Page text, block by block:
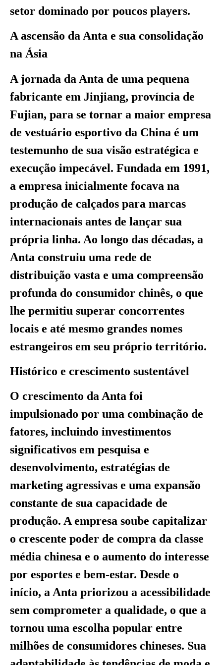
setor dominado por poucos players.
A ascensão da Anta e sua consolidação
na Ásia
A jornada da Anta de uma pequena
fabricante em Jinjiang, província de
Fujian, para se tornar a maior empresa
de vestuário esportivo da China é um
testemunho de sua visão estratégica e
execução impecável. Fundada em 1991,
a empresa inicialmente focava na
produção de calçados para marcas
internacionais antes de lançar sua
própria linha. Ao longo das décadas, a
Anta construiu uma rede de
distribuição vasta e uma compreensão
profunda do consumidor chinês, o que
lhe permitiu superar concorrentes
locais e até mesmo grandes nomes
estrangeiros em seu próprio território.
Histórico e crescimento sustentável
O crescimento da Anta foi
impulsionado por uma combinação de
fatores, incluindo investimentos
significativos em pesquisa e
desenvolvimento, estratégias de
marketing agressivas e uma expansão
constante de sua capacidade de
produção. A empresa soube capitalizar
o crescente poder de compra da classe
média chinesa e o aumento do interesse
por esportes e bem-estar. Desde o
início, a Anta priorizou a acessibilidade
sem comprometer a qualidade, o que a
tornou uma escolha popular entre
milhões de consumidores chineses. Sua